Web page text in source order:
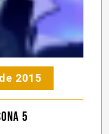
2015
5